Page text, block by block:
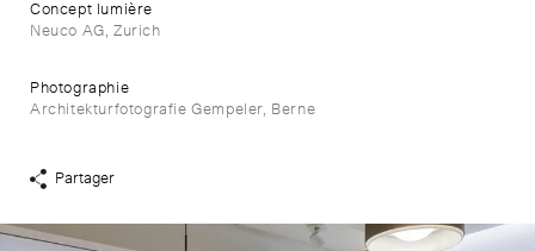
Concept lumière
Neuco AG, Zurich
Photographie
Architekturfotografie Gempeler, Berne
Partager
liens
de